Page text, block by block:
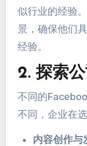
似行业的经验
景，确保他们
经验。
2. 探索
不同的
不同，企业在
内容创作与